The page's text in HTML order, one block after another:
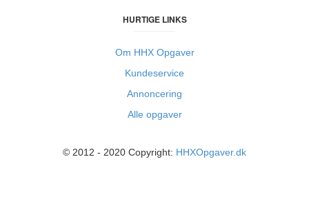
HURTIGE LINKS
Om HHX Opgaver
Kundeservice
Annoncering
Alle opgaver
© 2012 - 2020 Copyright: HHXOpgaver.dk